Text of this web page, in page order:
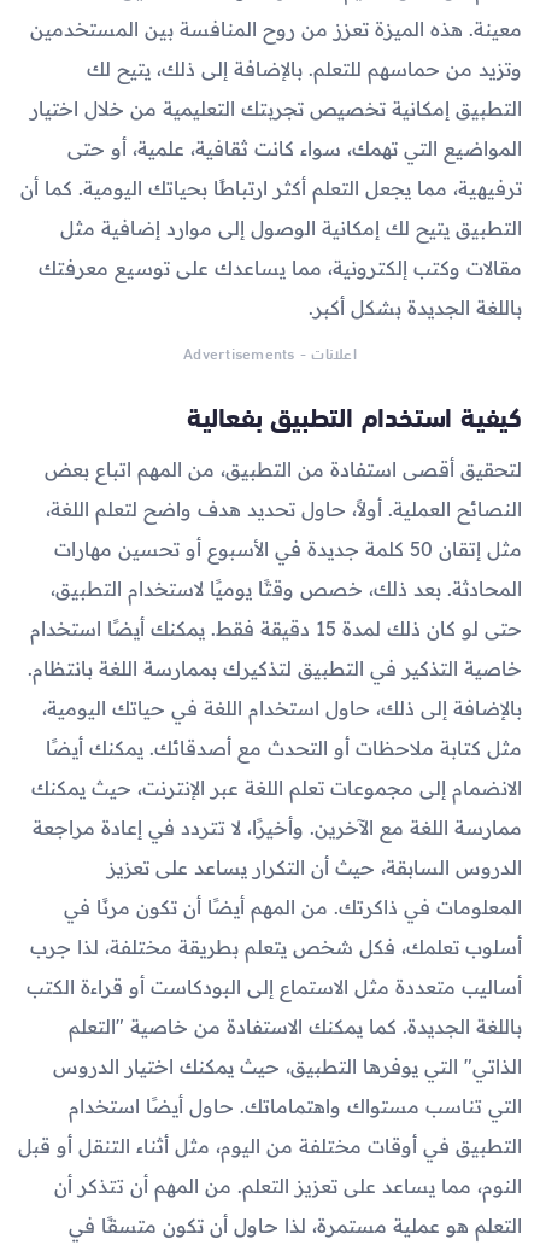
معينة. هذه الميزة تعزز من روح المنافسة بين المستخدمين
وتزيد من حماسهم للتعلم. بالإضافة إلى ذلك، يتيح لك
التطبيق إمكانية تخصيص تجربتك التعليمية من خلال اختيار
المواضيع التي تهمك، سواء كانت ثقافية، علمية، أو حتى
ترفيهية، مما يجعل التعلم أكثر ارتباطًا بحياتك اليومية. كما أن
التطبيق يتيح لك إمكانية الوصول إلى موارد إضافية مثل
مقالات وكتب إلكترونية، مما يساعدك على توسيع معرفتك
باللغة الجديدة بشكل أكبر.
اعلانات - Advertisements
كيفية استخدام التطبيق بفعالية
لتحقيق أقصى استفادة من التطبيق، من المهم اتباع بعض
النصائح العملية. أولاً، حاول تحديد هدف واضح لتعلم اللغة،
مثل إتقان 50 كلمة جديدة في الأسبوع أو تحسين مهارات
المحادثة. بعد ذلك، خصص وقتًا يوميًا لاستخدام التطبيق،
حتى لو كان ذلك لمدة 15 دقيقة فقط. يمكنك أيضًا استخدام
خاصية التذكير في التطبيق لتذكيرك بممارسة اللغة بانتظام.
بالإضافة إلى ذلك، حاول استخدام اللغة في حياتك اليومية،
مثل كتابة ملاحظات أو التحدث مع أصدقائك. يمكنك أيضًا
الانضمام إلى مجموعات تعلم اللغة عبر الإنترنت، حيث يمكنك
ممارسة اللغة مع الآخرين. وأخيرًا، لا تتردد في إعادة مراجعة
الدروس السابقة، حيث أن التكرار يساعد على تعزيز
المعلومات في ذاكرتك. من المهم أيضًا أن تكون مرنًا في
أسلوب تعلمك، فكل شخص يتعلم بطريقة مختلفة، لذا جرب
أساليب متعددة مثل الاستماع إلى البودكاست أو قراءة الكتب
باللغة الجديدة. كما يمكنك الاستفادة من خاصية "التعلم
الذاتي" التي يوفرها التطبيق، حيث يمكنك اختيار الدروس
التي تناسب مستواك واهتماماتك. حاول أيضًا استخدام
التطبيق في أوقات مختلفة من اليوم، مثل أثناء التنقل أو قبل
النوم، مما يساعد على تعزيز التعلم. من المهم أن تتذكر أن
التعلم هو عملية مستمرة، لذا حاول أن تكون متسقًا في